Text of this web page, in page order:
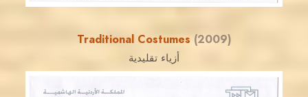
Traditional Costumes (2009)
أزياء تقليدية